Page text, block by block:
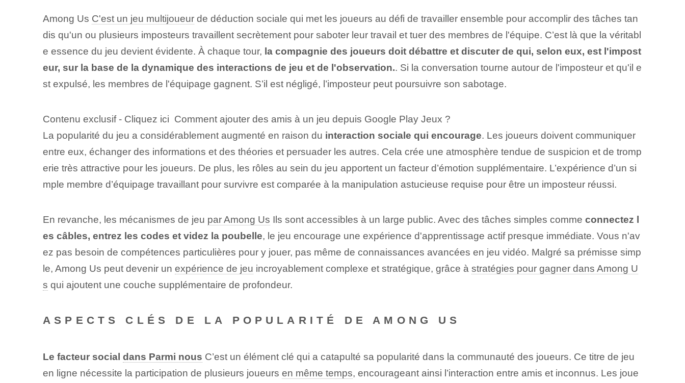
Among Us C'est un jeu multijoueurde déduction sociale qui met les joueurs au défi de travailler ensemble pour accomplir des tâches tan
dis qu'un ou plusieurs imposteurs travaillent secrètement pour saboter leur travail et tuer des membres de l'équipe. C’est là que la véritabl
e essence du jeu devient évidente. À chaque tour, la compagnie des joueurs doit débattre et discuter de qui, selon eux, est l'impost
eur, sur la base de la dynamique des interactions de jeu et de l'observation.. Si la conversation tourne autour de l'imposteur et qu'il e
st expulsé, les membres de l'équipage gagnent. S’il est négligé, l’imposteur peut poursuivre son sabotage.
Contenu exclusif - Cliquez ici Comment ajouter des amis à un jeu depuis Google Play Jeux ?
La popularité du jeu a considérablement augmenté en raison du interaction sociale qui encourage. Les joueurs doivent communiquer
entre eux, échanger des informations et des théories et persuader les autres. Cela crée une atmosphère tendue de suspicion et de tromp
erie très attractive pour les joueurs. De plus, les rôles au sein du jeu apportent un facteur d’émotion supplémentaire. L’expérience d’un si
mple membre d’équipage travaillant pour survivre est comparée à la manipulation astucieuse requise pour être un imposteur réussi.
En revanche, les mécanismes de jeu par Among Us Ils sont accessibles à un large public. Avec des tâches simples comme connectez l
es câbles, entrez les codes et videz la poubelle, le jeu encourage une expérience d'apprentissage actif presque immédiate. Vous n'av
ez pas besoin de compétences particulières pour y jouer, pas même de connaissances avancées en jeu vidéo. Malgré sa prémisse simp
le, Among Us peut devenir un expérience de jeu incroyablement complexe et stratégique, grâce à stratégies pour gagner dans Among U
s qui ajoutent une couche supplémentaire de profondeur.
ASPECTS CLÉS DE LA POPULARITÉ DE AMONG US
Le facteur social dans Parmi nous C’est un élément clé qui a catapulté sa popularité dans la communauté des joueurs. Ce titre de jeu
en ligne nécessite la participation de plusieurs joueurs en même temps, encourageant ainsi l’interaction entre amis et inconnus. Les joue